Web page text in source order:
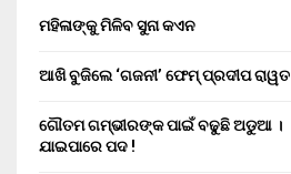
ମହିଳାଙ୍କୁ ମିଳିବ ସୁନା କଏନ
ଆଖି ବୁଜିଲେ ‘ଗଜନୀ’ ଫେମ୍ ପ୍ରଦୀପ ରାୱତ
ଗୌତମ ଗମ୍ଭୀରଙ୍କ ପାଇଁ ବଢୁଛି ଅଡୁଆ ।
ଯାଇପାରେ ପଦ !